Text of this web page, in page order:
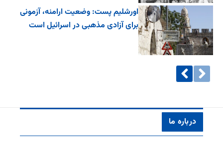
اورشلیم پست: وضعیت ارامنه، آزمونی
برای آزادی مذهبی در اسرائیل است
درباره ما